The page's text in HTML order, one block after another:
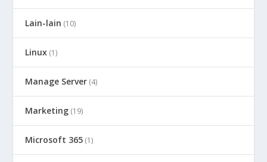
Lain-lain (10)
Linux (1)
Manage Server (4)
Marketing (19)
Microsoft 365 (1)